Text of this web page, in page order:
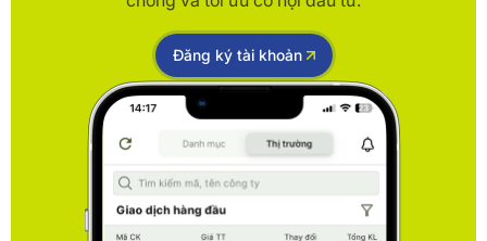
Đăng ký tài khoản